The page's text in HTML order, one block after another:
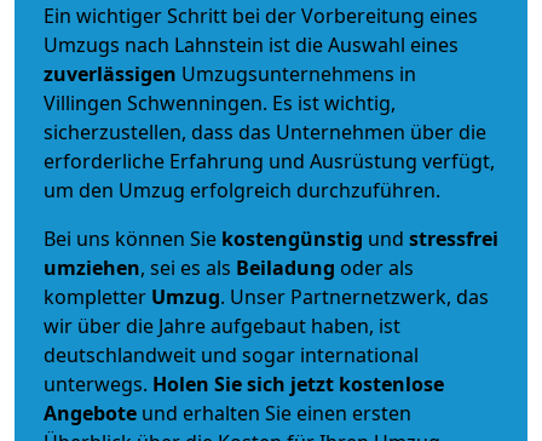
Ein wichtiger Schritt bei der Vorbereitung eines
Umzugs nach Lahnstein ist die Auswahl eines
zuverlässigen Umzugsunternehmens in
Villingen Schwenningen. Es ist wichtig,
sicherzustellen, dass das Unternehmen über die
erforderliche Erfahrung und Ausrüstung verfügt,
um den Umzug erfolgreich durchzuführen.
Bei uns können Sie kostengünstig und stressfrei
umziehen, sei es als Beiladung oder als
kompletter Umzug. Unser Partnernetzwerk, das
wir über die Jahre aufgebaut haben, ist
deutschlandweit und sogar international
unterwegs. Holen Sie sich jetzt kostenlose
Angebote und erhalten Sie einen ersten